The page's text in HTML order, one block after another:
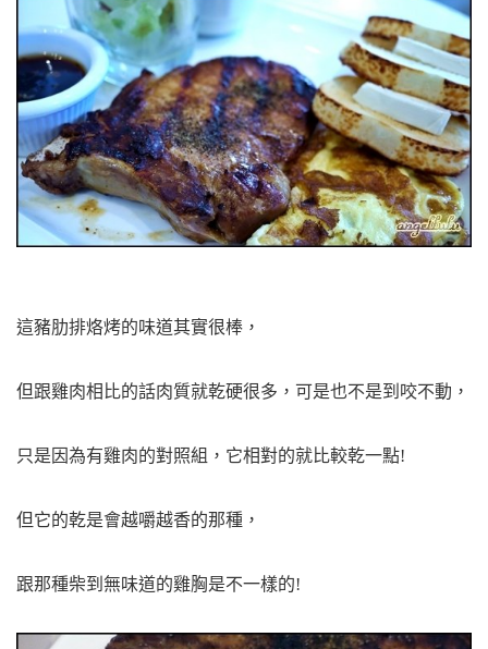
這豬肋排烙烤的味道其實很棒，
但跟雞肉相比的話肉質就乾硬很多，可是也不是到咬不動，
只是因為有雞肉的對照組，它相對的就比較乾一點!
但它的乾是會越嚼越香的那種，
跟那種柴到無味道的雞胸是不一樣的!